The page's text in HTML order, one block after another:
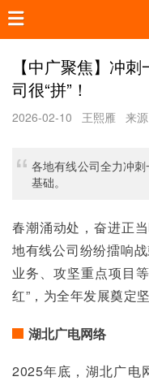
【中广聚焦】冲
司很“拼”！
2026-02-10 王熙雁 来
各地有线公司全力冲
基础。
春潮涌动处，奋进正
地有线公司纷纷擂响
业务、攻坚重点项目
红”，为全年发展奠定坚
湖北广电网络
2025年底，湖北广电